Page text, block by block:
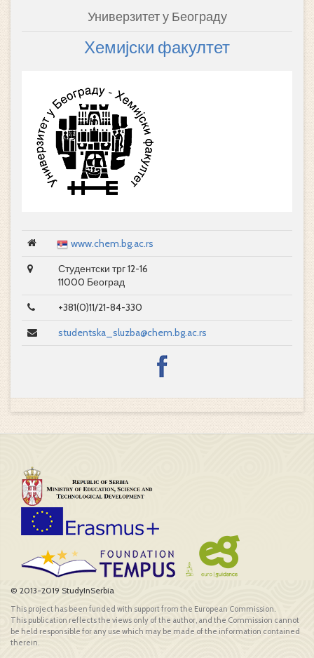
Универзитет у Београду
Хемијски факултет
www.chem.bg.ac.rs
Студентски трг 12-16
11000 Београд
+381(0)11/21-84-330
studentska_sluzba@chem.bg.ac.rs
© 2013-2019 StudyInSerbia
This project has been funded with support from the European Commission.
This publication reflects the views only of the author, and the Commission cannot
be held responsible for any use which may be made of the information contained
therein.